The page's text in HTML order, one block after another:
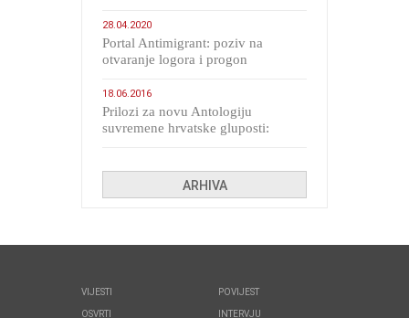
28.04.2020
Portal Antimigrant: poziv na
otvaranje logora i progon
18.06.2016
Prilozi za novu Antologiju
suvremene hrvatske gluposti:
ARHIVA
VIJESTI
OSVRTI
POVIJEST
INTERVJU